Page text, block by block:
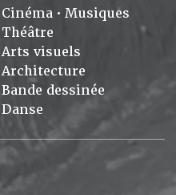
Cinéma
Musiques
Théâtre
Arts visuels
Architecture
Bande dessinée
Danse